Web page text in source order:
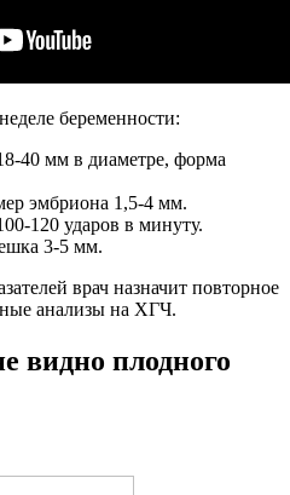
беременности:
40 мм в диаметре, форма
эмбриона 1,5-4 мм.
120 ударов в минуту.
3-5 мм.
врач назначит повторное
анализы на ХГЧ.
видно плодного